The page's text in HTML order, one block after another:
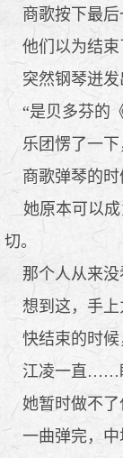
商歌按下最后
他们以为结束
突然钢琴迸发
“是贝多芬的
乐团愣了一下
商歌弹琴的时
她原本可以成
切。
那个人从来没
想到这，手上
快结束的时候
江凌一直……
她暂时做不了
一曲弹完，中